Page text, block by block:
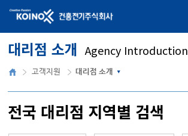
건흥전기주식회사
대리점 소개 Agency Introduction
홈 고객지원 대리점 소개
전국 대리점 지역별 검색